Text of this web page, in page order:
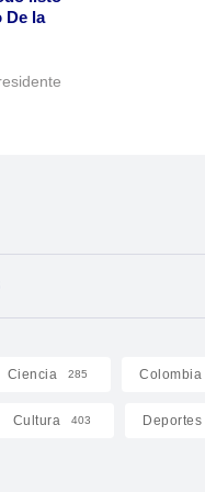
De la
Ciencia 285 Colombia
Cultura 403 Deportes